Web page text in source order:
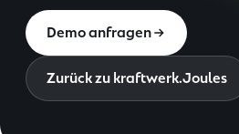
Demo anfragen
Zurück zu kraftwerk.Joules